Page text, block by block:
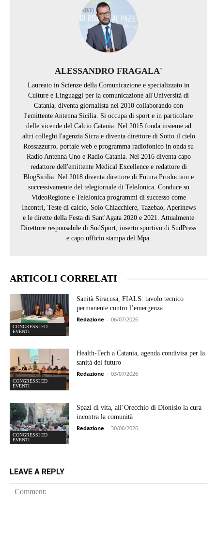
ALESSANDRO FRAGALA'
Laureato in Scienze della Comunicazione e specializzato in
Culture e Linguaggi per la comunicazione all'Università di
Catania, diventa giornalista nel 2010 collaborando con
l'emittente Antenna Sicilia. Si occupa di sport e in particolare
delle vicende del Calcio Catania. Nel 2015 fonda insieme ad
altri colleghi l'agenzia Sicra e diventa direttore di Sotto il cielo
Rossazzurro, portale web e programma radiofonico in onda su
Radio Antenna Uno e Radio Catania. Nel 2016 diventa capo
redattore dell'emittente Medical Excellence e redattore di
BlogSicilia. Nel 2018 diventa direttore di Futura Production e
successivamente del telegiornale di TeleJonica. Conduce su
VideoRegione e TeleJonica programmi di successo come
Incontri, Teste di calcio, Solo Chiacchiere, Tazebao, Aperinews
e le dirette della Festa di Sant'Agata 2020 e 2021. Attualmente
Direttore responsabile di SudSport, inserto sportivo di SudPress
e capo ufficio stampa del Mpa.
ARTICOLI CORRELATI
CONGRESSI ED
EVENTI
Sanità Siracusa, FIALS: tavolo tecnico
permanente contro l’emergenza
Redazione - 06/07/2026
CONGRESSI ED
EVENTI
Health-Tech a Catania, agenda condivisa per la
sanità del futuro
Redazione - 03/07/2026
CONGRESSI ED
EVENTI
Spazi di vita, all’Orecchio di Dionisio la cura
incontra la comunità
Redazione - 30/06/2026
LEAVE A REPLY